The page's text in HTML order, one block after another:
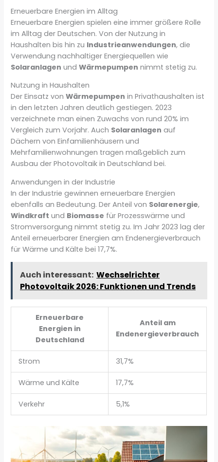
Erneuerbare Energien im Alltag
Erneuerbare Energien spielen eine immer größere Rolle
im Alltag der Deutschen. Von der Nutzung in
Haushalten bis hin zu Industrieanwendungen, die
Verwendung nachhaltiger Energiequellen wie
Solaranlagen undWärmepumpen nimmt stetig zu.
Nutzung in Haushalten
Der Einsatz vonWärmepumpen in Privathaushalten ist
in den letzten Jahren deutlich gestiegen. 2023
verzeichnete man einen Zuwachs von rund 20% im
Vergleich zum Vorjahr. Auch Solaranlagen auf
Dächern von Einfamilienhäusern und
Mehrfamilienwohnungen tragen maßgeblich zum
Ausbau der Photovoltaik in Deutschland bei.
Anwendungen in der Industrie
In der Industrie gewinnen erneuerbare Energien
ebenfalls an Bedeutung. Der Anteil von Solarenergie,
Windkraft und Biomasse für Prozesswärme und
Stromversorgung nimmt stetig zu. Im Jahr 2023 lag der
Anteil erneuerbarer Energien am Endenergieverbrauch
für Wärme und Kälte bei 17,7%.
Auch interessant: Wechselrichter
Photovoltaik 2026: Funktionen und Trends
Erneuerbare
Energien in
Deutschland
Anteil am
Endenergieverbrauch
Strom 31,7%
Wärme und Kälte 17,7%
Verkehr 5,1%